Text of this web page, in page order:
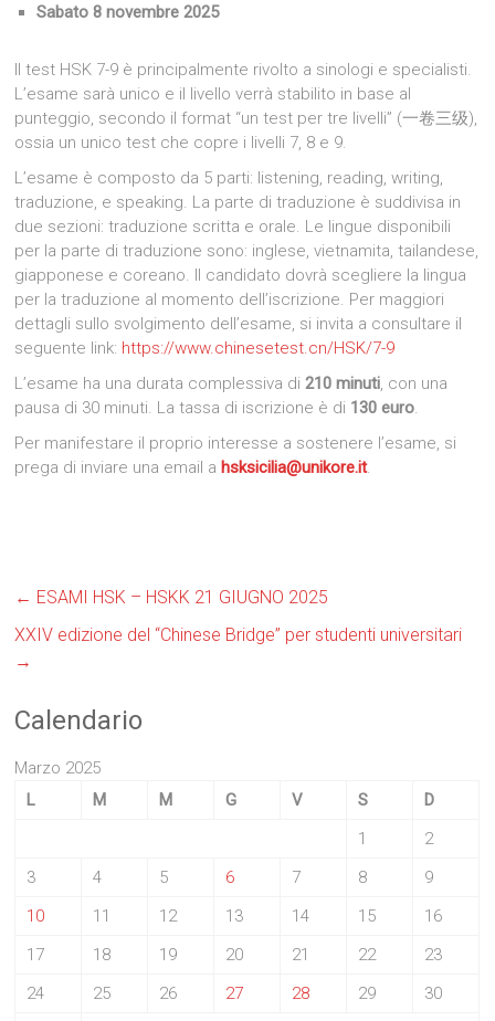
Sabato 8 novembre 2025
Il test HSK 7-9 è principalmente rivolto a sinologi e specialisti.
L’esame sarà unico e il livello verrà stabilito in base al
punteggio, secondo il format “un test per tre livelli” (一卷三级),
ossia un unico test che copre i livelli 7, 8 e 9.
L’esame è composto da 5 parti: listening, reading, writing,
traduzione, e speaking. La parte di traduzione è suddivisa in
due sezioni: traduzione scritta e orale. Le lingue disponibili
per la parte di traduzione sono: inglese, vietnamita, tailandese,
giapponese e coreano. Il candidato dovrà scegliere la lingua
per la traduzione al momento dell’iscrizione. Per maggiori
dettagli sullo svolgimento dell’esame, si invita a consultare il
seguente link: https://www.chinesetest.cn/HSK/7-9
L’esame ha una durata complessiva di210 minuti, con una
pausa di 30 minuti. La tassa di iscrizione è di 130 euro.
Per manifestare il proprio interesse a sostenere l’esame, si
prega di inviare una email a hsksicilia@unikore.it.
← ESAMI HSK – HSKK 21 GIUGNO 2025
XXIV edizione del “Chinese Bridge” per studenti universitari
→
Calendario
Marzo 2025
L
M M G V S
D
1
2
3
4 5 6 7 8
9
10
11 12 13 14 15
16
17
18 19 20 21 22
23
24
25 26 27 28 29
30